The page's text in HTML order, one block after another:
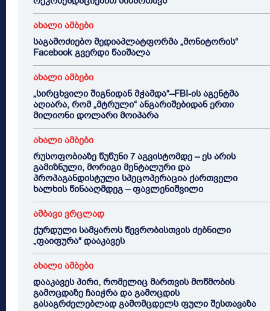
ახალი ამბები
საგამოძიებო მედიაპლატფორმა „მონიტორის“
Facebook გვერდი წაიშალა
ახალი ამბები
„სირცხვილი შიგნიდან მჭამდა“–FBI-ის აგენტმა
აღიარა, რომ „მტრული“ ანგარიშებიდან ერთი
მილიონი დოლარი მოიპარა
ახალი ამბები
რუსოფობიაზე წუწუნი 7 აგვისტომდე – ეს არის
გამიზნული, მორიგი მენტალური და
პროპაგანდისტული სპეცოპერაცია ქართველი
ხალხის წინააღმდეგ – ფავლენიშვილი
ამბავი ვრცლად
ქურდული სამყაროს წევრობისთვის ძებნილი
„ფაიფურა“ დააკავეს
ახალი ამბები
დააკავეს პირი, რომელიც მართვის მოწმობის
გამოცდაზე ჩაიჭრა და გამოცდის
გასაგრძელებლად გამომცდელს ფული შესთავაზა